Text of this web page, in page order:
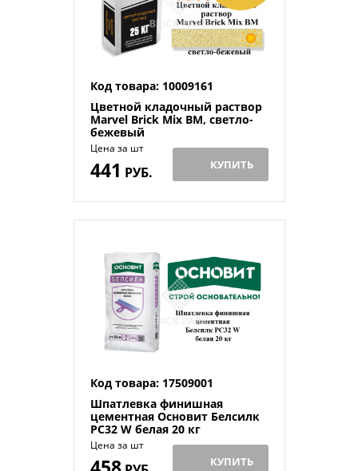
Код товара: 10009161
Цветной кладочный раствор
Мarvel Brick Mix BM, светло-
бежевый
Цена за шт
441 РУБ. КУПИТЬ
Код товара: 17509001
Шпатлевка финишная
цементная Основит Белсилк
PC32 W белая 20 кг
Цена за шт
КУПИТЬ